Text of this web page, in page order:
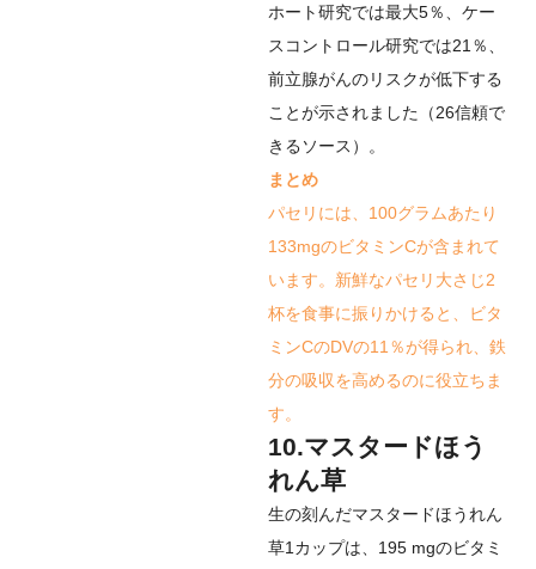
ホート研究では最大5％、ケー
スコントロール研究では21％、
前立腺がんのリスクが低下する
ことが示されました（26信頼で
きるソース ）。
まとめ
パセリには、100グラムあたり
133mgのビタミンCが含まれて
います。新鮮なパセリ大さじ2
杯を食事に振りかけると、ビタ
ミンCのDVの11％が得られ、鉄
分の吸収を高めるのに役立ちま
す。
10.マスタードほう
れん草
生の刻んだマスタードほうれん
草1カップは、195 mgのビタミ